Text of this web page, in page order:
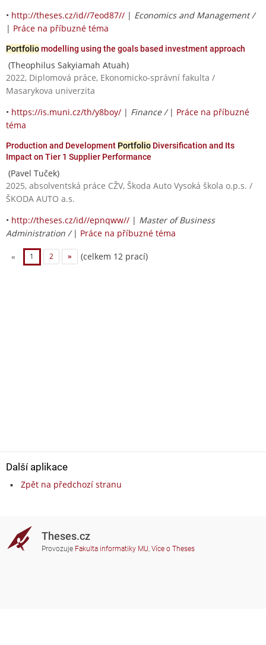
• http://theses.cz/id//7eod87// | Economics and Management /
| Práce na příbuzné téma
Portfoliomodelling using the goals based investment approach
(Theophilus Sakyiamah Atuah)
2022, Diplomová práce, Ekonomicko-správní fakulta /
Masarykova univerzita
• https://is.muni.cz/th/y8boy/ | Finance / | Práce na příbuzné
téma
Production and Development Portfolio Diversification and Its
Impact on Tier 1 Supplier Performance
(Pavel Tuček)
2025, absolventská práce CŽV, Škoda Auto Vysoká škola o.p.s. /
ŠKODA AUTO a.s.
• http://theses.cz/id//epnqww// | Master of Business
Administration / | Práce na příbuzné téma
« 1 2 » (celkem 12 prací)
Další aplikace
Zpět na předchozí stranu
Theses.cz
Provozuje Fakulta informatiky MU, Více o Theses